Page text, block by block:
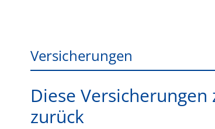
Versicherungen
Diese
zurück